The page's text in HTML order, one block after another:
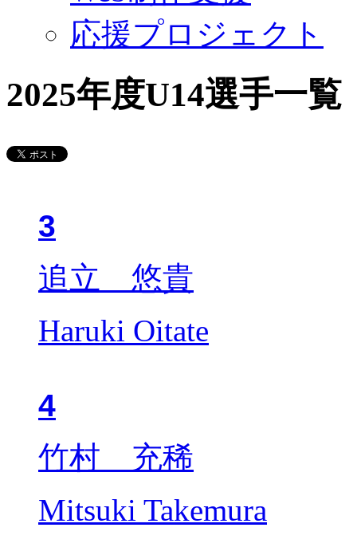
応援プロジェクト
2025年度U14選手一覧
3
追立 悠貴
Haruki Oitate
4
竹村 充稀
Mitsuki Takemura